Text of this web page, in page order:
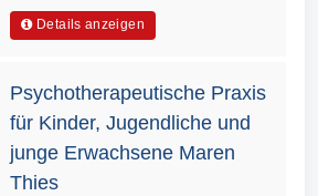
Details anzeigen
Psychotherapeutische Praxis
für Kinder, Jugendliche und
junge Erwachsene Maren
Thies